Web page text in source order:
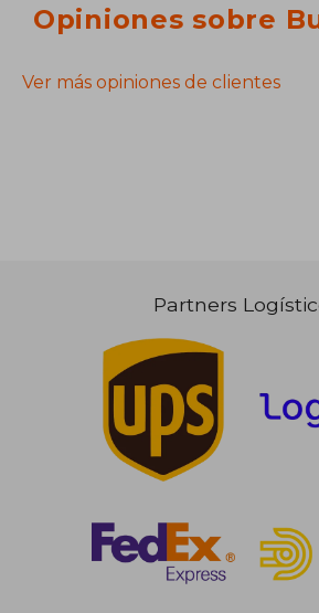
Opiniones sobre
Ver más opiniones de clientes
Partners